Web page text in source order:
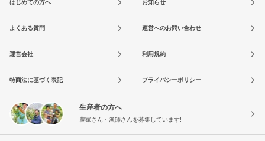
はじめての方へ お知らせ
よくある質問 運営へのお問い合わせ
運営会社 利用規約
特商法に基づく表記 プライバシーポリシー
生産者の方へ
農家さん・漁師さんを募集しています!